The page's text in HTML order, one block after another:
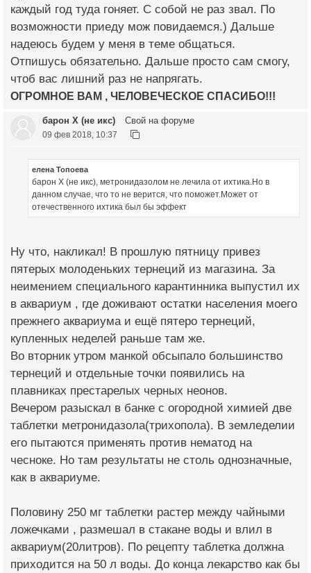
каждый год туда гоняет. С собой не раз звал. По
возможности приеду мож повидаемся.) Дальше
надеюсь будем у меня в теме общаться.
Отпишусь обязательно. Дальше просто сам смогу,
чтоб вас лишний раз не напрягать.
ОГРОМНОЕ ВАМ , ЧЕЛОВЕЧЕСКОЕ СПАСИБО!!!
барон Х (не икс) Свой на форуме
09 фев 2018, 10:37
елена Топоева
барон Х (не икс), метронидазолом не лечила от ихтика.Но в
данном случае, что то не верится, что поможет.Может от
отечественного ихтика был бы эффект
Ну что, накликал! В прошлую пятницу привез
пятерых молоденьких тернеций из магазина. За
неимением специального карантинника выпустил их
в аквариум , где доживают остатки населения моего
прежнего аквариума и ещё пятеро тернеций,
купленных неделей раньше там же.
Во вторник утром манкой обсыпало большинство
тернеций и отдельные точки появились на
плавниках престарелых черных неонов.
Вечером разыскал в банке с огородной химией две
таблетки метронидазола(трихопола). В земледелии
его пытаются применять против нематод на
чесноке. Но там результаты не столь однозначные,
как в аквариуме.
Половину 250 мг таблетки растер между чайными
ложечками , размешал в стакане воды и влил в
аквариум(20литров). По рецепту таблетка должна
приходится на 50 л воды. До конца лекарство как бы